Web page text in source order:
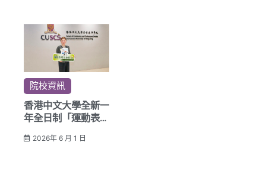
院校資訊
香港中文大學全新一
年全日制「運動表現
為DSE考生開拓升學
2026年 6 月 1 日